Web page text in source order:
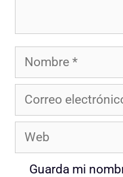
Nombre
Correo
electrónico
Web
Guarda mi